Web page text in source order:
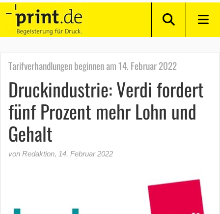
Tarifverhandlungen beginnen am 14. Februar 2022
Druckindustrie: Verdi fordert
fünf Prozent mehr Lohn und
Gehalt
von Redaktion, 14. Februar 2022